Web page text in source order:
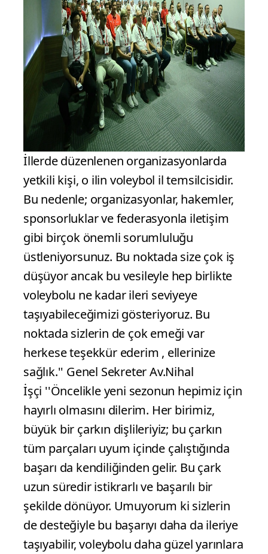
İllerde düzenlenen organizasyonlarda
yetkili kişi, o ilin voleybol il temsilcisidir.
Bu nedenle; organizasyonlar, hakemler,
sponsorluklar ve federasyonla iletişim
gibi birçok önemli sorumluluğu
üstleniyorsunuz. Bu noktada size çok iş
düşüyor ancak bu vesileyle hep birlikte
voleybolu ne kadar ileri seviyeye
taşıyabileceğimizi gösteriyoruz. Bu
noktada sizlerin de çok emeği var
herkese teşekkür ederim , ellerinize
sağlık.'' Genel Sekreter Av.Nihal
İşçi ''Öncelikle yeni sezonun hepimiz için
hayırlı olmasını dilerim. Her birimiz,
büyük bir çarkın dişlileriyiz; bu çarkın
tüm parçaları uyum içinde çalıştığında
başarı da kendiliğinden gelir. Bu çark
uzun süredir istikrarlı ve başarılı bir
şekilde dönüyor. Umuyorum ki sizlerin
de desteğiyle bu başarıyı daha da ileriye
taşıyabilir, voleybolu daha güzel yarınlara